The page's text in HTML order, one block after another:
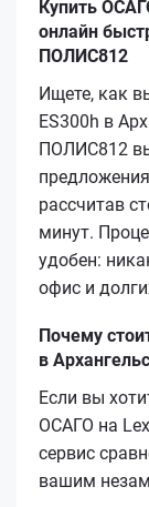
Купить
онлайн
ПОЛИС812
Ищете, как
ES300h в
ПОЛИС812
рассчитав
минут.
удобен:
офис и
Почему
в
Если вы
ОСАГО на
сервис
вашим